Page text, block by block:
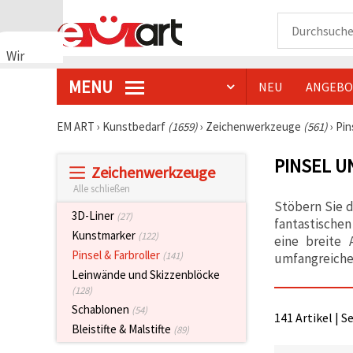
Wir
verwenden
ordnungsgemäße
Nutzungserlebnis
MENU NEU
EM ART › Kunstbedarf (1659)› Zeichenwerkzeuge (561)›
Zeichenwerkzeuge
Alle schließen
3D-Liner (27)
Kunstmarker (122)
Pinsel & Farbroller (141)
Leinwände und Skizzenblöcke
(128)
Schablonen (54)
Bleistifte & Malstifte (89)
PINSEL
Stöbern Sie
eine breite
141 Artikel |